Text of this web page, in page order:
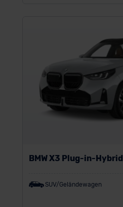
BMW X3 Plug-in-Hybrid
SUV/Geländewagen